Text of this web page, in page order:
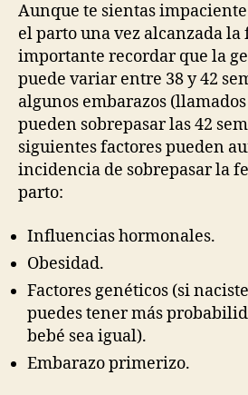
Aunque te sientas
el parto una vez alcanzada la
importante recordar que la
puede variar entre 38 y 42
algunos embarazos
pueden sobrepasar las 42
siguientes factores pueden
incidencia de sobrepasar la
parto:
Influencias hormonales.
Obesidad.
Factores genéticos (si
puedes tener más
bebé sea igual).
Embarazo primerizo.